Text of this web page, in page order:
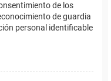
de los
de guardia
personal identificable